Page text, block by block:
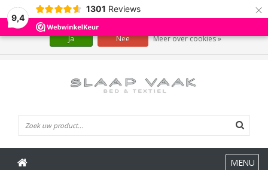
9,4
1301 Reviews ×
MENU
Wij slaan cookies op om onze website te verbeteren. Is dat akkoord?
Ja Nee Meer over cookies »